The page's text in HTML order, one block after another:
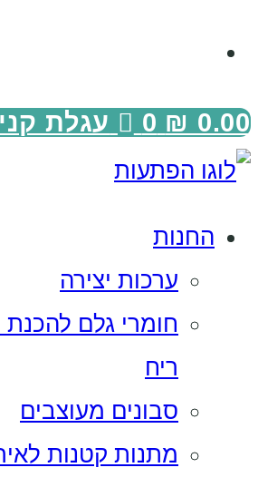
₪ 0.00
0 עגלת
החנות
ערכות יצירה
חומרי גלם להכנת
ריח
סבונים מעוצבים
מתנות קטנות